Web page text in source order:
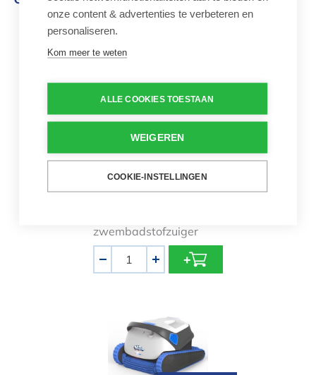
Dolphin M700 Zwembadrobot
Zwembadrobot
€ 2.200,00 € 1.899,00
zwembadstofzuiger
+
onze content & advertenties te verbeteren en
personaliseren.
Kom meer te weten
ALLE COOKIES TOESTAAN
WEIGEREN
COOKIE-INSTELLINGEN